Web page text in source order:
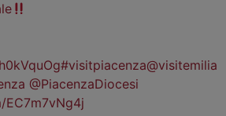
#visitpiacenza@visitemilia
@PiacenzaDiocesi